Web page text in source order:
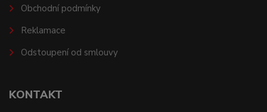
KONTAKT
Obchodní podmínky
Reklamace
Odstoupení od smlouvy